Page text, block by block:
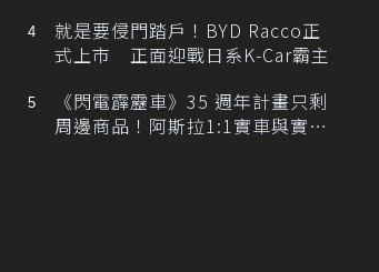
就是要侵門踏戶！BYD Racco正
式上市 正面迎戰日系K-Car霸主
《閃電霹靂車》35 週年計畫只剩
周邊商品！阿斯拉1:1實車與實體